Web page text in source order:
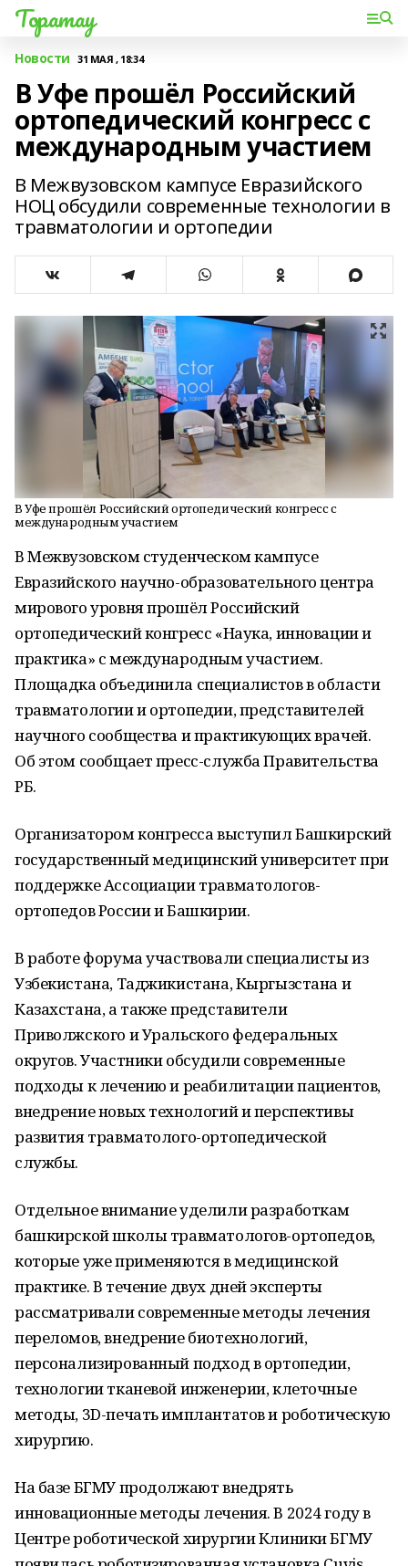
Торатау
Новости 31 МАЯ , 18:34
В Уфе прошёл Российский
ортопедический конгресс с
международным участием
В Межвузовском кампусе Евразийского
НОЦ обсудили современные технологии в
травматологии и ортопедии
В Уфе прошёл Российский ортопедический конгресс с
международным участием
В Межвузовском студенческом кампусе
Евразийского научно-образовательного центра
мирового уровня прошёл Российский
ортопедический конгресс «Наука, инновации и
практика» с международным участием.
Площадка объединила специалистов в области
травматологии и ортопедии, представителей
научного сообщества и практикующих врачей.
Об этом сообщает пресс-служба Правительства
РБ.
Организатором конгресса выступил Башкирский
государственный медицинский университет при
поддержке Ассоциации травматологов-
ортопедов России и Башкирии.
В работе форума участвовали специалисты из
Узбекистана, Таджикистана, Кыргызстана и
Казахстана, а также представители
Приволжского и Уральского федеральных
округов. Участники обсудили современные
подходы к лечению и реабилитации пациентов,
внедрение новых технологий и перспективы
развития травматолого-ортопедической
службы.
Отдельное внимание уделили разработкам
башкирской школы травматологов-ортопедов,
которые уже применяются в медицинской
практике. В течение двух дней эксперты
рассматривали современные методы лечения
переломов, внедрение биотехнологий,
персонализированный подход в ортопедии,
технологии тканевой инженерии, клеточные
методы, 3D-печать имплантатов и роботическую
хирургию.
На базе БГМУ продолжают внедрять
инновационные методы лечения. В 2024 году в
Центре роботической хирургии Клиники БГМУ